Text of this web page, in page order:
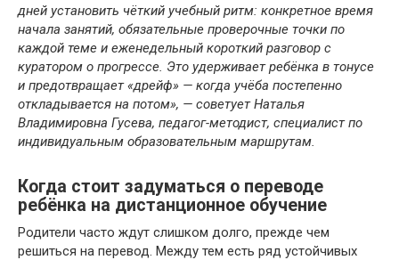
дней установить чёткий учебный ритм: конкретное время
начала занятий, обязательные проверочные точки по
каждой теме и еженедельный короткий разговор с
куратором о прогрессе. Это удерживает ребёнка в тонусе
и предотвращает «дрейф» — когда учёба постепенно
откладывается на потом», — советует Наталья
Владимировна Гусева, педагог-методист, специалист по
индивидуальным образовательным маршрутам.
Когда стоит задуматься о переводе
ребёнка на дистанционное обучение
Родители часто ждут слишком долго, прежде чем
решиться на перевод. Между тем есть ряд устойчивых